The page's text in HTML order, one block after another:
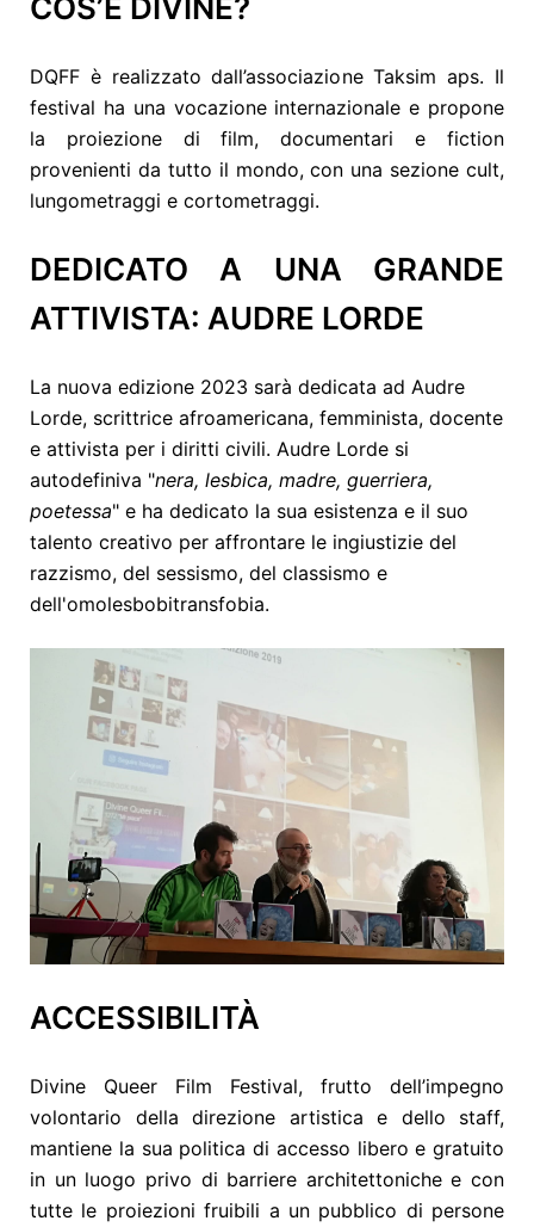
COS’È DIVINE?
DQFF è realizzato dall’associazione Taksim aps. Il
festival ha una vocazione internazionale e propone
la proiezione di film, documentari e fiction
provenienti da tutto il mondo, con una sezione cult,
lungometraggi e cortometraggi.
DEDICATO A UNA GRANDE
ATTIVISTA: AUDRE LORDE
La nuova edizione 2023 sarà dedicata ad Audre
Lorde, scrittrice afroamericana, femminista, docente
e attivista per i diritti civili. Audre Lorde si
autodefiniva "nera, lesbica, madre, guerriera,
poetessa" e ha dedicato la sua esistenza e il suo
talento creativo per affrontare le ingiustizie del
razzismo, del sessismo, del classismo e
dell'omolesbobitransfobia.
ACCESSIBILITÀ
Divine Queer Film Festival, frutto dell’impegno
volontario della direzione artistica e dello staff,
mantiene la sua politica di accesso libero e gratuito
in un luogo privo di barriere architettoniche e con
tutte le proiezioni fruibili a un pubblico di persone